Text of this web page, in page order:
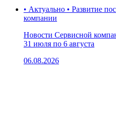
• Актуально • Развитие
компании
Новости Сервисной
31 июля по 6 августа
06.08.2026